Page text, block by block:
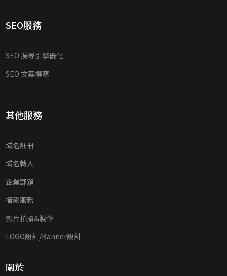
SEO服務
SEO 搜尋引擎優化
SEO 文案撰寫
其他服務
域名註冊
域名轉入
企業郵箱
攝影服務
影片拍攝&製作
LOGO設計/Banner設計
關於